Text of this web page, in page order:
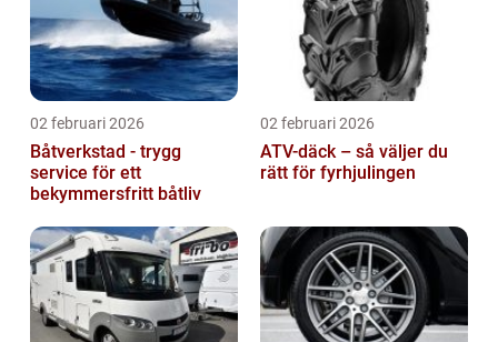
02 februari 2026
Båtverkstad - trygg
service för ett
bekymmersfritt båtliv
02 februari 2026
ATV-däck – så väljer du
rätt för fyrhjulingen